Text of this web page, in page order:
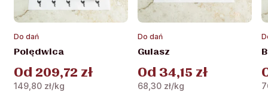
ma
wiele
wariantów.
Do dań
Polędwica
Od 209,72 zł
149,80 zł/kg
ma
wiele
wariantów.
Do dań
Gulasz
Od 34,15 zł
68,30 zł/kg